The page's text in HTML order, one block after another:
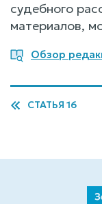
судебного
материалов,
Обзор
СТАТЬЯ 16